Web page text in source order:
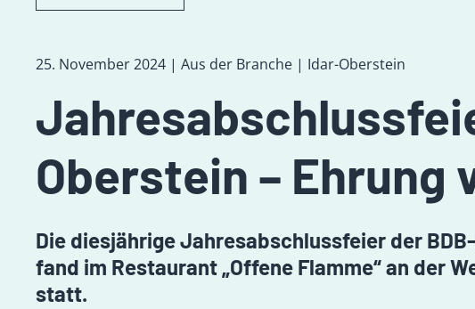
25. November 2024 | Aus der Branche | Idar-Oberstein
Oberstein –
Die diesjährige Jahresabschlussfeier der
fand im Restaurant „Offene Flamme“ an der
statt.